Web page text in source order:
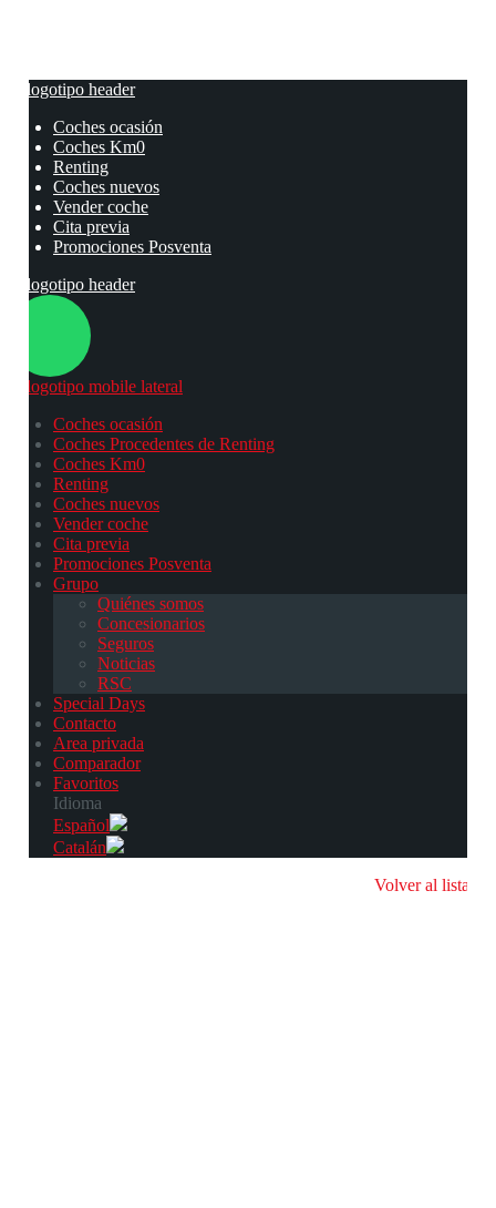
Coches ocasión
Coches Km0
Renting
Coches nuevos
Vender coche
Cita previa
Promociones Posventa
Coches ocasión
Coches Procedentes de Renting
Coches Km0
Renting
Coches nuevos
Vender coche
Cita previa
Promociones Posventa
Grupo
Quiénes somos
Concesionarios
Seguros
Noticias
RSC
Special Days
Contacto
Area privada
Comparador
Favoritos
Idioma
Español
Catalán
Volver al listado